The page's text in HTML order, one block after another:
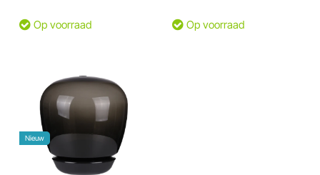
Op voorraad Op voorraad
Nieuw